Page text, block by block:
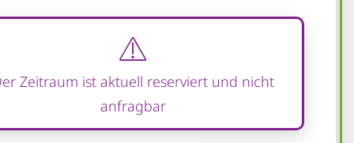
Zeitraum ist aktuell reserviert und nicht
anfragbar